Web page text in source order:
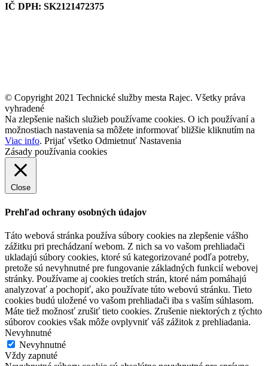
IČ DPH: SK2121472375
© Copyright 2021 Technické služby mesta Rajec. Všetky práva
vyhradené
Na zlepšenie našich služieb používame cookies. O ich používaní a
možnostiach nastavenia sa môžete informovať bližšie kliknutím na
Viac info. Prijať všetko Odmietnuť Nastavenia
Zásady používania cookies
Close
Prehľad ochrany osobných údajov
Táto webová stránka používa súbory cookies na zlepšenie vášho
zážitku pri prechádzaní webom. Z nich sa vo vašom prehliadači
ukladajú súbory cookies, ktoré sú kategorizované podľa potreby,
pretože sú nevyhnutné pre fungovanie základných funkcií webovej
stránky. Používame aj cookies tretích strán, ktoré nám pomáhajú
analyzovať a pochopiť, ako používate túto webovú stránku. Tieto
cookies budú uložené vo vašom prehliadači iba s vaším súhlasom.
Máte tiež možnosť zrušiť tieto cookies. Zrušenie niektorých z týchto
súborov cookies však môže ovplyvniť váš zážitok z prehliadania.
Nevyhnutné
Nevyhnutné
Vždy zapnuté